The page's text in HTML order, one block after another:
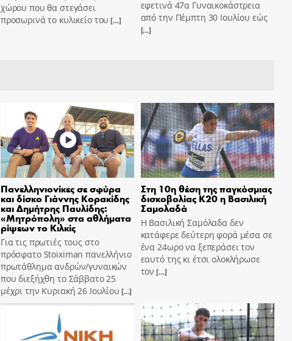
χώρου που θα στεγάσει
προσωρινά το κυλικείο του […]
εφετινά 47α Γυναικοκάστρεια
από την Πέμπτη 30 Ιουλίου εώς
[…]
Πανελληνιονίκες σε σφύρα
και δίσκο Γιάννης Κορακίδης
και Δημήτρης Παυλίδης:
«Μητρόπολη» στα αθλήματα
ρίψεων το Κιλκίς
Για τις πρωτιές τους στο
πρόσφατο Stoiximan πανελλήνιο
πρωτάθλημα ανδρών/γυναικών
που διεξήχθη το Σάββατο 25
μέχρι την Κυριακή 26 Ιουλίου […]
Στη 10η θέση της παγκόσμιας
δισκοβολίας Κ20 η Βασιλική
Σαμολαδά
Η Βασιλική Σαμόλαδα δεν
κατάφερε δεύτερη φορά μέσα σε
ένα 24ωρο να ξεπεράσει τον
εαυτό της κι έτσι ολοκλήρωσε
τον […]